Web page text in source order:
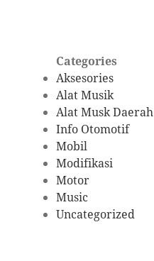
Categories
Aksesories
Alat Musik
Alat Musk Daerah
Info Otomotif
Mobil
Modifikasi
Motor
Music
Uncategorized